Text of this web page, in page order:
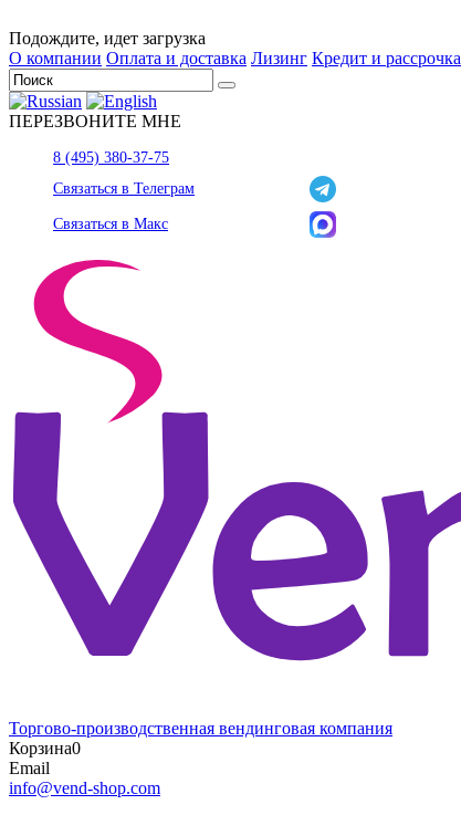
Подождите, идет загрузка
О компании Оплата и доставка Лизинг Кредит и рассрочка
ПЕРЕЗВОНИТЕ МНЕ
8 (495) 380-37-75
Связаться в Телеграм
Связаться в Макс
Торгово-производственная вендинговая компания
Корзина0
Email
info@vend-shop.com